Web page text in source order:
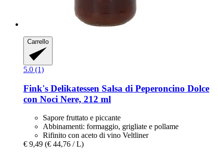
Carrello
5.0 (1)
Fink's Delikatessen Salsa di Peperoncino Dolce
con Noci Nere, 212 ml
Sapore fruttato e piccante
Abbinamenti: formaggio, grigliate e pollame
Rifinito con aceto di vino Veltliner
€ 9,49 (€ 44,76 / L)